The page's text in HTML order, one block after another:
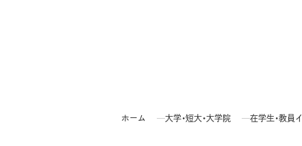
ホーム 大学・短大・大学院 在学生・教員